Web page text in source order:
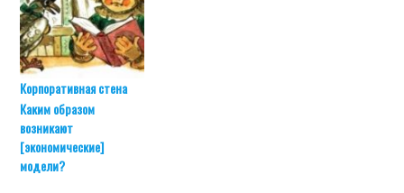
Корпоративная стена
Каким образом
возникают
[экономические]
модели?